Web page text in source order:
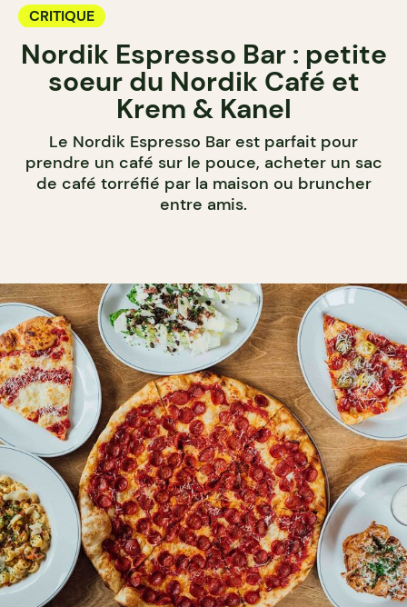
CRITIQUE
Nordik Espresso Bar : petite
soeur du Nordik Café et
Krem & Kanel
Le Nordik Espresso Bar est parfait pour
prendre un café sur le pouce, acheter un sac
de café torréfié par la maison ou bruncher
entre amis.